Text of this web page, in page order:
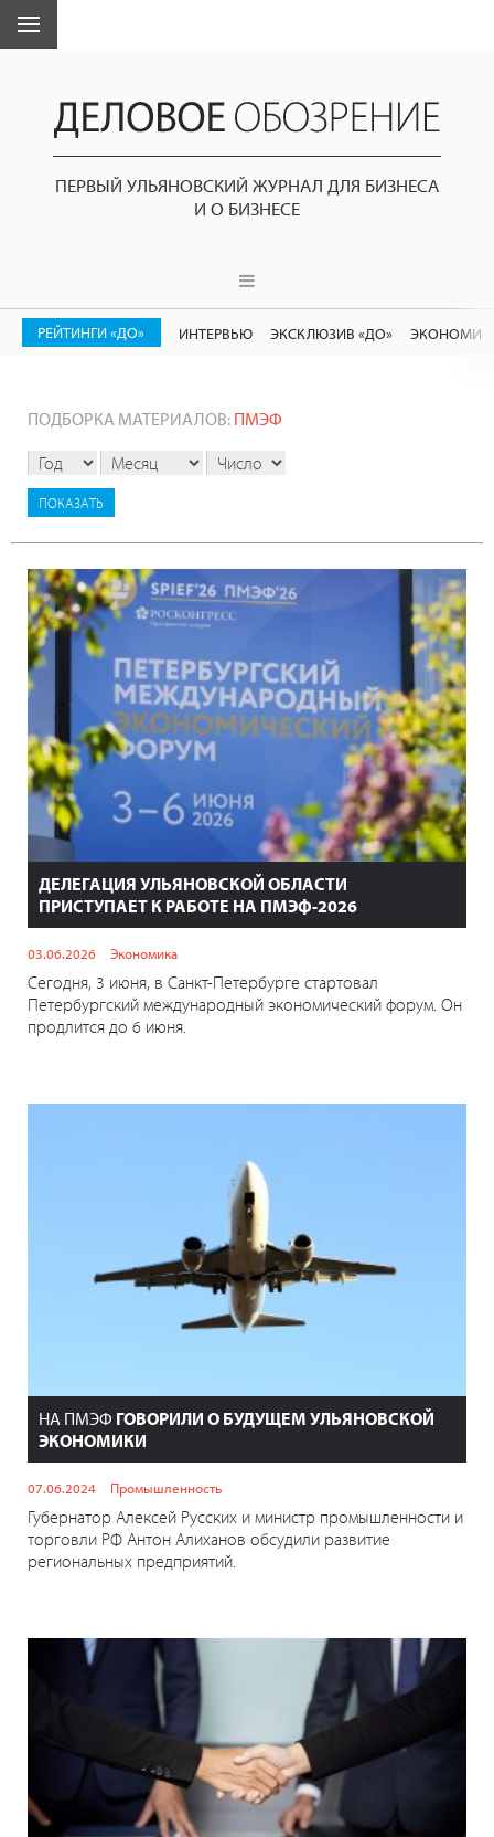
ПЕРВЫЙ УЛЬЯНОВСКИЙ ЖУРНАЛ ДЛЯ БИЗНЕСА
И О БИЗНЕСЕ
РЕЙТИНГИ «ДО» ИНТЕРВЬЮ ЭКСКЛЮЗИВ «ДО»
ПОДБОРКА МАТЕРИАЛОВ: ПМЭФ
ДЕЛЕГАЦИЯ УЛЬЯНОВСКОЙ ОБЛАСТИ
ПРИСТУПАЕТ К РАБОТЕ НА ПМЭФ-2026
03.06.2026 Экономика
Сегодня, 3 июня, в Санкт-Петербурге стартовал
Петербургский международный экономический форум. Он
продлится до 6 июня.
НА ПМЭФ ГОВОРИЛИ О БУДУЩЕМ УЛЬЯНОВСКОЙ
ЭКОНОМИКИ
07.06.2024 Промышленность
Губернатор Алексей Русских и министр промышленности и
торговли РФ Антон Алиханов обсудили развитие
региональных предприятий.